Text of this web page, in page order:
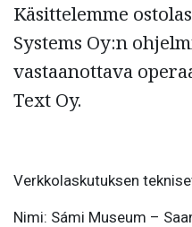
Käsittelemme
Systems Oy:n
vastaanottava
Text Oy.
Verkkolaskutuksen
Nimi: Sámi Museum –